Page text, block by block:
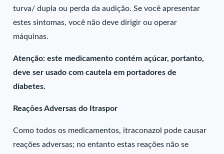
turva/ dupla ou perda da audição. Se você apresentar
estes sintomas, você não deve dirigir ou operar
máquinas.
Atenção: este medicamento contém açúcar, portanto,
deve ser usado com cautela em portadores de
diabetes.
Reações Adversas do Itraspor
Como todos os medicamentos, itraconazol pode causar
reações adversas; no entanto estas reações não se